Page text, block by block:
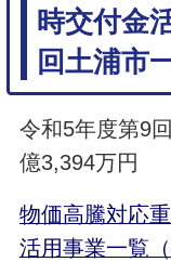
時交付金
回土浦市
令和5年度第9
億3,394万円
物価高騰対応
活用事業一覧